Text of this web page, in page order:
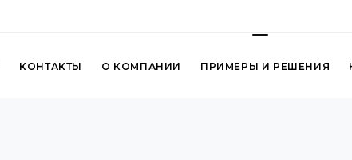
КОНТАКТЫ О КОМПАНИИ ПРИМЕРЫ И РЕШЕНИЯ